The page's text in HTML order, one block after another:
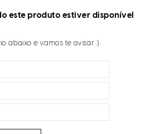
este produto estiver disponível
abaixo e vamos te avisar :)